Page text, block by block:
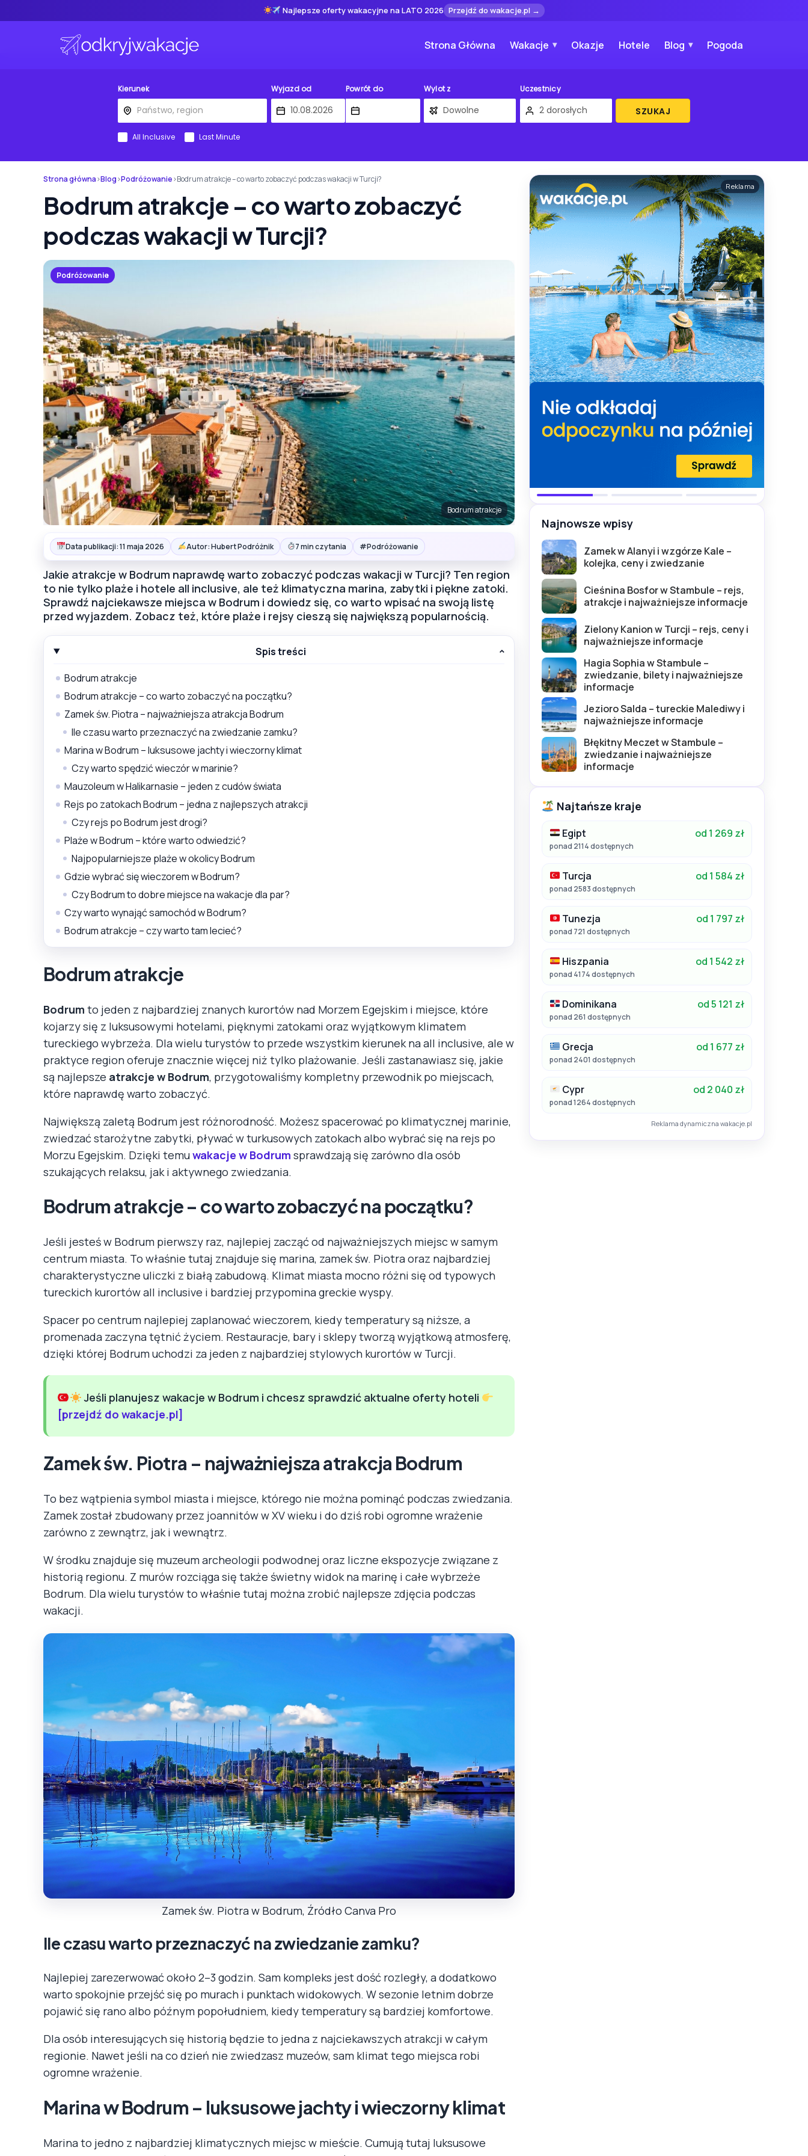
Najlepsze oferty wakacyjne na LATO 2026 Przejdź do wakacje.pl →
Strona Główna Wakacje Okazje Hotele Blog Pogoda
Kierunek Wyjazd od Powrót do Wylot z Uczestnicy
SZUKAJ
All Inclusive Last Minute
Strona główna›Blog›Podróżowanie›Bodrum atrakcje – co warto zobaczyć podczas wakacji w Turcji?
Bodrum atrakcje – co warto zobaczyć
podczas wakacji w Turcji?
Podróżowanie
Bodrum atrakcje
Data publikacji: 11 maja 2026 Autor: Hubert Podróżnik 7 min czytania #Podróżowanie
Jakie atrakcje w Bodrum naprawdę warto zobaczyć podczas wakacji w Turcji? Ten region
to nie tylko plaże i hotele all inclusive, ale też klimatyczna marina, zabytki i piękne zatoki.
Sprawdź najciekawsze miejsca w Bodrum i dowiedz się, co warto wpisać na swoją listę
przed wyjazdem. Zobacz też, które plaże i rejsy cieszą się największą popularnością.
Spis treści
Bodrum atrakcje
Bodrum atrakcje – co warto zobaczyć na początku?
Zamek św. Piotra – najważniejsza atrakcja Bodrum
Ile czasu warto przeznaczyć na zwiedzanie zamku?
Marina w Bodrum – luksusowe jachty i wieczorny klimat
Czy warto spędzić wieczór w marinie?
Mauzoleum w Halikarnasie – jeden z cudów świata
Rejs po zatokach Bodrum – jedna z najlepszych atrakcji
Czy rejs po Bodrum jest drogi?
Plaże w Bodrum – które warto odwiedzić?
Najpopularniejsze plaże w okolicy Bodrum
Gdzie wybrać się wieczorem w Bodrum?
Czy Bodrum to dobre miejsce na wakacje dla par?
Czy warto wynająć samochód w Bodrum?
Bodrum atrakcje – czy warto tam lecieć?
Bodrum atrakcje
Bodrum to jeden z najbardziej znanych kurortów nad Morzem Egejskim i miejsce, które
kojarzy się z luksusowymi hotelami, pięknymi zatokami oraz wyjątkowym klimatem
tureckiego wybrzeża. Dla wielu turystów to przede wszystkim kierunek na all inclusive, ale w
praktyce region oferuje znacznie więcej niż tylko plażowanie. Jeśli zastanawiasz się, jakie
są najlepsze atrakcje w Bodrum, przygotowaliśmy kompletny przewodnik po miejscach,
które naprawdę warto zobaczyć.
Największą zaletą Bodrum jest różnorodność. Możesz spacerować po klimatycznej marinie,
zwiedzać starożytne zabytki, pływać w turkusowych zatokach albo wybrać się na rejs po
Morzu Egejskim. Dzięki temuwakacje w Bodrum sprawdzają się zarówno dla osób
szukających relaksu, jak i aktywnego zwiedzania.
Bodrum atrakcje – co warto zobaczyć na początku?
Jeśli jesteś w Bodrum pierwszy raz, najlepiej zacząć od najważniejszych miejsc w samym
centrum miasta. To właśnie tutaj znajduje się marina, zamek św. Piotra oraz najbardziej
charakterystyczne uliczki z białą zabudową. Klimat miasta mocno różni się od typowych
tureckich kurortów all inclusive i bardziej przypomina greckie wyspy.
Spacer po centrum najlepiej zaplanować wieczorem, kiedy temperatury są niższe, a
promenada zaczyna tętnić życiem. Restauracje, bary i sklepy tworzą wyjątkową atmosferę,
dzięki której Bodrum uchodzi za jeden z najbardziej stylowych kurortów w Turcji.
Jeśli planujesz wakacje w Bodrum i chcesz sprawdzić aktualne oferty hoteli
[przejdź do wakacje.pl]
Zamek św. Piotra – najważniejsza atrakcja Bodrum
To bez wątpienia symbol miasta i miejsce, którego nie można pominąć podczas zwiedzania.
Zamek został zbudowany przez joannitów w XV wieku i do dziś robi ogromne wrażenie
zarówno z zewnątrz, jak i wewnątrz.
W środku znajduje się muzeum archeologii podwodnej oraz liczne ekspozycje związane z
historią regionu. Z murów rozciąga się także świetny widok na marinę i całe wybrzeże
Bodrum. Dla wielu turystów to właśnie tutaj można zrobić najlepsze zdjęcia podczas
wakacji.
Zamek św. Piotra w Bodrum, Źródło Canva Pro
Ile czasu warto przeznaczyć na zwiedzanie zamku?
Najlepiej zarezerwować około 2–3 godzin. Sam kompleks jest dość rozległy, a dodatkowo
warto spokojnie przejść się po murach i punktach widokowych. W sezonie letnim dobrze
pojawić się rano albo późnym popołudniem, kiedy temperatury są bardziej komfortowe.
Dla osób interesujących się historią będzie to jedna z najciekawszych atrakcji w całym
regionie. Nawet jeśli na co dzień nie zwiedzasz muzeów, sam klimat tego miejsca robi
ogromne wrażenie.
Marina w Bodrum – luksusowe jachty i wieczorny klimat
Marina to jedno z najbardziej klimatycznych miejsc w mieście. Cumują tutaj luksusowe
Reklama
Najnowsze wpisy
Zamek w Alanyi i wzgórze Kale –
kolejka, ceny i zwiedzanie
Cieśnina Bosfor w Stambule – rejs,
atrakcje i najważniejsze informacje
Zielony Kanion w Turcji – rejs, ceny i
najważniejsze informacje
Hagia Sophia w Stambule –
zwiedzanie, bilety i najważniejsze
informacje
Jezioro Salda – tureckie Malediwy i
najważniejsze informacje
Błękitny Meczet w Stambule –
zwiedzanie i najważniejsze
informacje
Najtańsze kraje
Egipt od 1 269 zł
ponad 2114 dostępnych
Turcja od 1 584 zł
ponad 2583 dostępnych
Tunezja od 1 797 zł
ponad 721 dostępnych
Hiszpania od 1 542 zł
ponad 4174 dostępnych
Dominikana od 5 121 zł
ponad 261 dostępnych
Grecja od 1 677 zł
ponad 2401 dostępnych
Cypr od 2 040 zł
ponad 1264 dostępnych
Reklama dynamiczna wakacje.pl